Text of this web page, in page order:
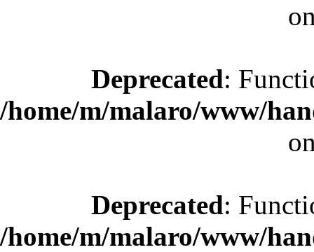
Deprecated:
/home/m/malaro/www/
Deprecated:
/home/m/malaro/www/